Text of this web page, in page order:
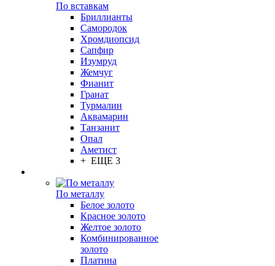
По вставкам
Бриллианты
Самородок
Хромдиопсид
Сапфир
Изумруд
Жемчуг
Фианит
Гранат
Турмалин
Аквамарин
Танзанит
Опал
Аметист
+ ЕЩЕ 3
По металлу
Белое золото
Красное золото
Желтое золото
Комбинированное
золото
Платина